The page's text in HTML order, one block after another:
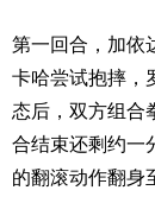
第一回合，加依
卡哈尝试抱摔，
态后，双方组合
合结束还剩约一
的翻滚动作翻身